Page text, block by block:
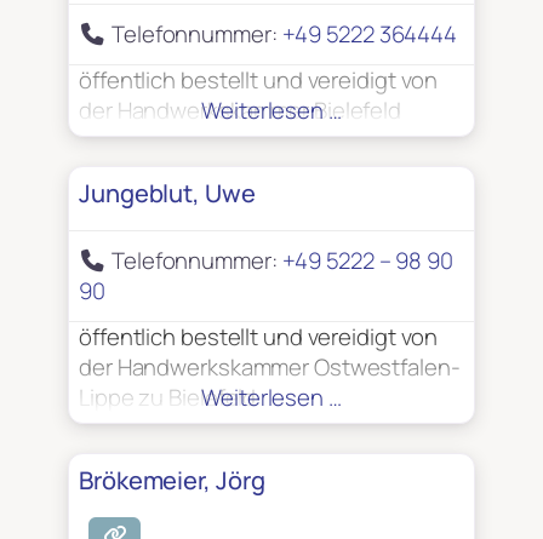
Telefonnummer: +49 5222 364444
öffentlich bestellt und vereidigt von
der Handwerkskammer Bielefeld
Weiterlesen …
Jungeblut, Uwe
Telefonnummer: +49 5222 – 98 90
90
öffentlich bestellt und vereidigt von
der Handwerkskammer Ostwestfalen-
Lippe zu BielefeldWeiterlesen …
Brökemeier, Jörg